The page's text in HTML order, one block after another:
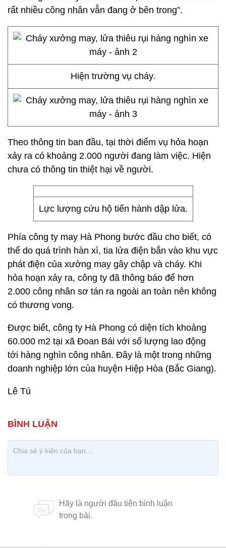
rất nhiều công nhân vẫn đang ở bên trong”.
Hiện trường vụ cháy.
Theo thông tin ban đầu, tại thời điểm vụ hỏa hoạn
xảy ra có khoảng 2.000 người đang làm việc. Hiện
chưa có thông tin thiệt hại về người.
Lực lượng cứu hộ tiến hành dập lửa.
Phía công ty may Hà Phong bước đầu cho biết, có
thể do quá trình hàn xì, tia lửa điện bắn vào khu vực
phát điện của xưởng may gây chập và cháy. Khi
hỏa hoạn xảy ra, công ty đã thông báo để hơn
2.000 công nhân sơ tán ra ngoài an toàn nên không
có thương vong.
Được biết, công ty Hà Phong có diện tích khoảng
60.000 m2 tại xã Đoan Bái với số lượng lao động
tới hàng nghìn công nhân. Đây là một trong những
doanh nghiệp lớn của huyện Hiệp Hòa (Bắc Giang).
Lê Tú